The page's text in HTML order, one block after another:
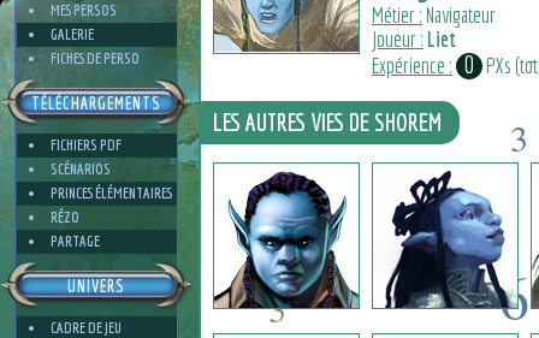
MES PERSOS
GALERIE
FICHES DE PERSO
TÉLÉCHARGEMENTS
FICHIERS PDF
SCÉNARIOS
PRINCES ÉLÉMENTAIRES
RÉZO
PARTAGE
UNIVERS
CADRE DE JEU
Métier : Navigateur
Joueur : Liet
Expérience : 0 PXs
6
3
3
3
LES AUTRES VIES DE SHOREM